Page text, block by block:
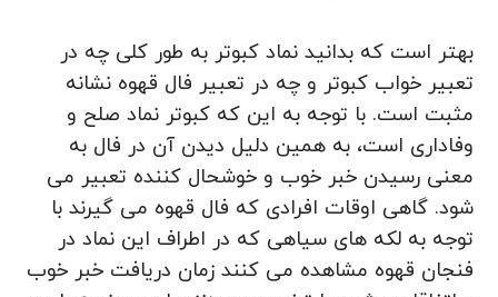
بهتر است که بدانید نماد کبوتر به طور کلی چه در
تعبیر خواب کبوتر و چه در تعبیر فال قهوه نشانه
مثبت است. با توجه به این که کبوتر نماد صلح و
وفاداری است، به همین دلیل دیدن آن در فال به
معنی رسیدن خبر خوب و خوشحال کننده تعبیر می
شود. گاهی اوقات افرادی که فال قهوه می گیرند با
توجه به لکه های سیاهی که در اطراف این نماد در
فنجان قهوه مشاهده می کنند زمان دریافت خبر خوب